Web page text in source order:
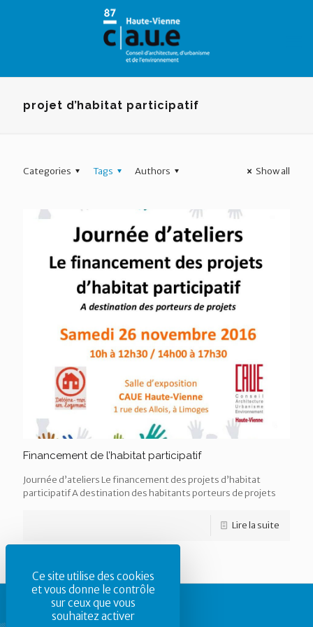
projet d’habitat participatif
Categories Tags Authors Show all
Financement de l’habitat participatif
Journée d’ateliers Le financement des projets d’habitat
participatif A destination des habitants porteurs de projets
Lire la suite
Panneau de gestion des cookies
Ce site utilise des cookies
et vous donne le contrôle
sur ceux que vous
souhaitez activer